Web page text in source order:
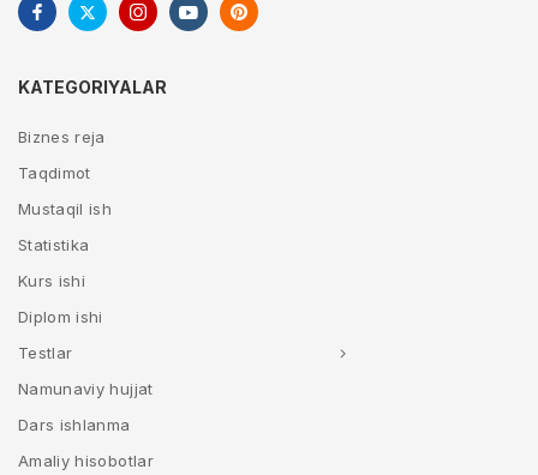
KATEGORIYALAR
Biznes reja
Taqdimot
Mustaqil ish
Statistika
Kurs ishi
Diplom ishi
Testlar
Namunaviy hujjat
Dars ishlanma
Amaliy hisobotlar